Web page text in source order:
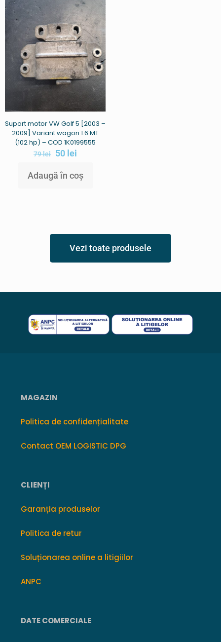
Suport motor VW Golf 5 [2003 –
2009] Variant wagon 1.6 MT
(102 hp) – COD 1K0199555
79lei 50 lei
Adaugă în coș
Vezi toate produsele
MAGAZIN
Politica de confidențialitate
Contact OEM LOGISTIC DPG
CLIENȚI
Garanția produselor
Politica de retur
Soluționarea online a litigiilor
ANPC
DATE COMERCIALE